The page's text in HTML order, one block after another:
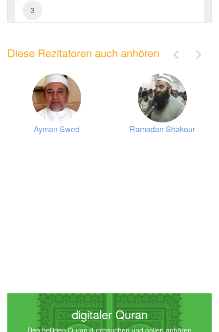
3
4041Hören 0Gefällt mir
00:00 00:00
3437Hören 0Gefällt mir
Diese Rezitatoren auch anhören
Ramadan Shakour
Ayman Swed
digitaler Quran
Den heiligen Quran durchsuchen und onlien anhören